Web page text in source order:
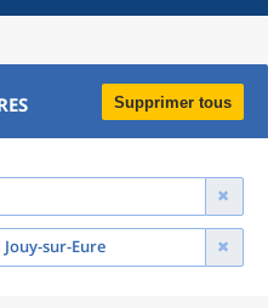
Supprimer tous
Jouy-sur-Eure